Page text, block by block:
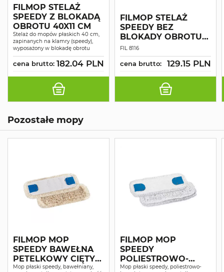
FILMOP STELAŻ
SPEEDY Z BLOKADĄ
OBROTU 40X11 CM
Stelaż do mopów płaskich 40 cm,
zapinanych na klamry (speedy),
wyposażony w blokadę obrotu
cena brutto: 182.04 PLN
FILMOP STELAŻ
SPEEDY BEZ
BLOKADY OBROTU
40 CM
FIL 8116
cena brutto: 129.15 PLN
Pozostałe mopy
FILMOP MOP
SPEEDY BAWEŁNA
PETELKOWY CIĘTY
BRZEG 40CM
Mop płaski speedy, bawełniany,
FILMOP MOP
SPEEDY
POLIESTROWO-
BAWEŁNIANY
Mop płaski speedy, poliestrowo-